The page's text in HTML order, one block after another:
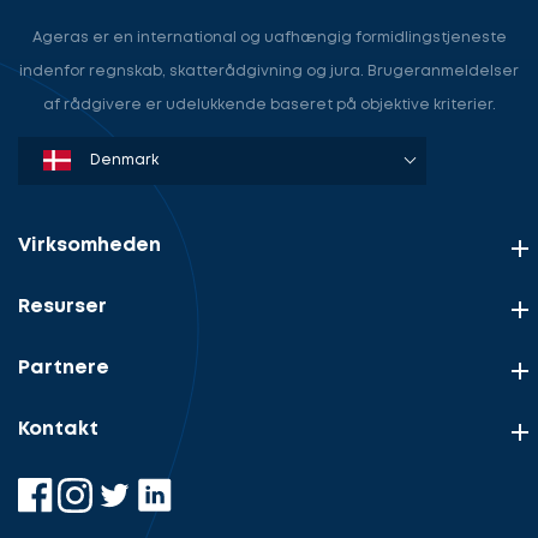
Ageras er en international og uafhængig formidlingstjeneste
indenfor regnskab, skatterådgivning og jura. Brugeranmeldelser
af rådgivere er udelukkende baseret på objektive kriterier.
Denmark
Sweden
Norway
Netherlands
Germany
USA
Virksomheden
Resurser
Partnere
Kontakt
sag
Kontaktoplysninger
komme
gang
samarbejdspartner
du?
os
tale
om
dit
behov
Vælg
Kontaktoplysninger